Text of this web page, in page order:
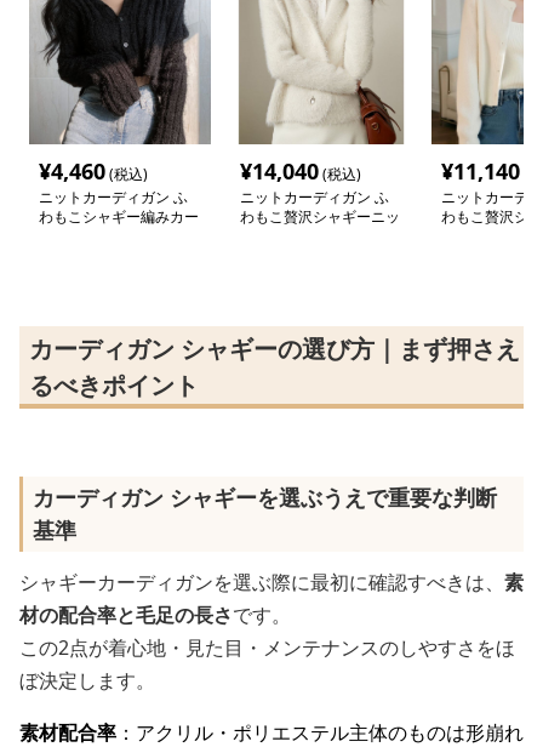
¥4,460(税込)
ニットカーディガン ふ
わもこシャギー編みカー
¥14,040(税込)
ニットカーディガン ふ
わもこ贅沢シャギーニッ
¥11,140
ニットカーデ
わもこ贅沢シ
カーディガン シャギーの選び方｜まず押さえ
るべきポイント
カーディガン シャギーを選ぶうえで重要な判断
基準
シャギーカーディガンを選ぶ際に最初に確認すべきは、 素
材の配合率と毛足の長さです。
この2点が着心地・見た目・メンテナンスのしやすさをほ
ぼ決定します。
素材配合率 ：アクリル・ポリエステル主体のものは形崩れ